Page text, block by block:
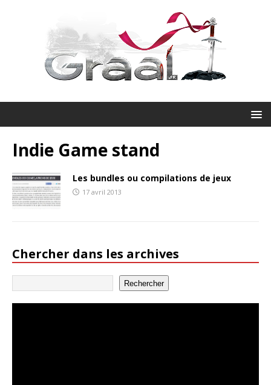
Indie Game stand
Les bundles ou compilations de jeux
17 avril 2013
Chercher dans les archives
Rechercher